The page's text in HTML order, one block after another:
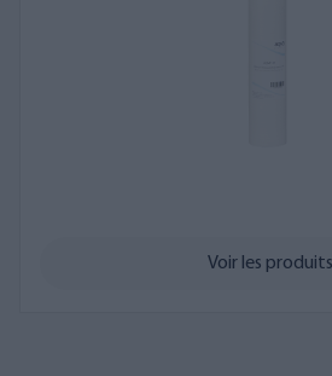
Voir les produits